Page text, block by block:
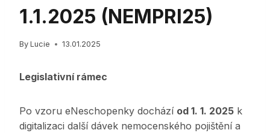
1.1.2025 (NEMPRI25)
By Lucie 13.01.2025
Legislativní rámec
Po vzoru eNeschopenky dochází od 1. 1. 2025 k
digitalizaci další dávek nemocenského pojištění a